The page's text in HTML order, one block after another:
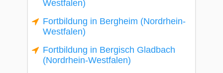
Westfalen)
Fortbildung in Bergheim (Nordrhein-
Westfalen)
Fortbildung in Bergisch Gladbach
(Nordrhein-Westfalen)